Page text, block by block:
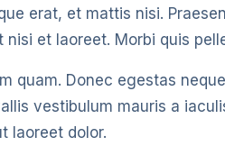
erat, et mattis nisi.
et laoreet. Morbi quis
Donec egestas
vestibulum mauris a
laoreet dolor.